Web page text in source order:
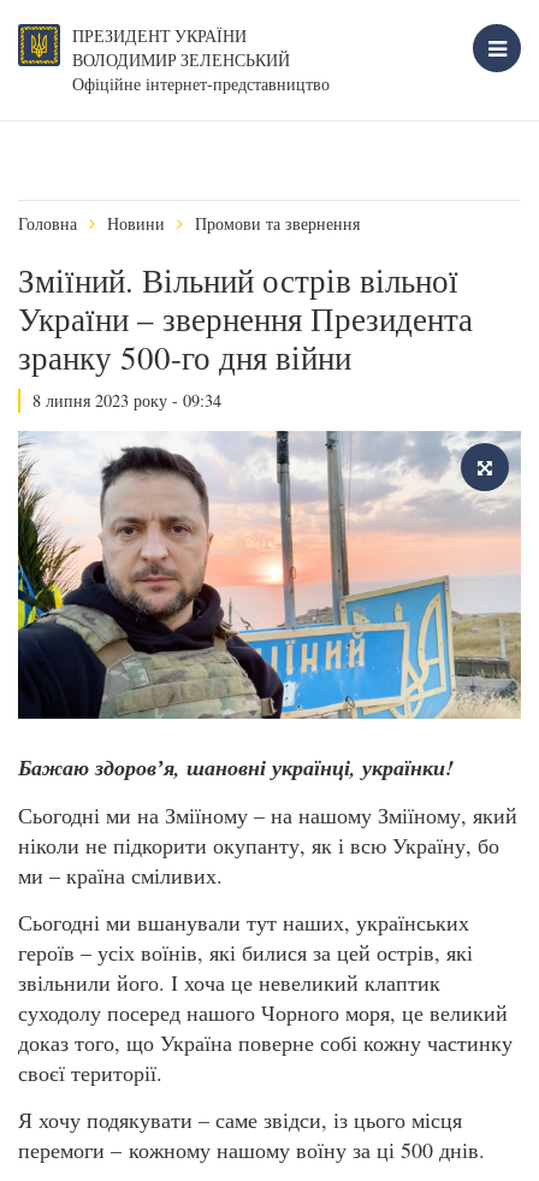
ПРЕЗИДЕНТ УКРАЇНИ
ВОЛОДИМИР ЗЕЛЕНСЬКИЙ
Офіційне інтернет-представництво
Головна Новини Промови та звернення
Зміїний. Вільний острів вільної
України – звернення Президента
зранку 500-го дня війни
8 липня 2023 року - 09:34
Бажаю здоровʼя, шановні українці, українки!
Сьогодні ми на Зміїному – на нашому Зміїному, який
ніколи не підкорити окупанту, як і всю Україну, бо
ми – країна сміливих.
Сьогодні ми вшанували тут наших, українських
героїв – усіх воїнів, які билися за цей острів, які
звільнили його. І хоча це невеликий клаптик
суходолу посеред нашого Чорного моря, це великий
доказ того, що Україна поверне собі кожну частинку
своєї території.
Я хочу подякувати – саме звідси, із цього місця
перемоги – кожному нашому воїну за ці 500 днів.